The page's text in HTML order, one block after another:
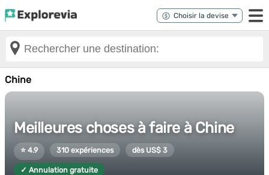
Chine
Meilleures choses à faire à Chine
⭐ 4.9 310 expériences dès US$ 3
✓ Annulation gratuite